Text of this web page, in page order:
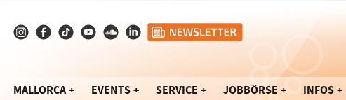
MALLORCA EVENTS SERVICE JOBBÖRSE INFOS